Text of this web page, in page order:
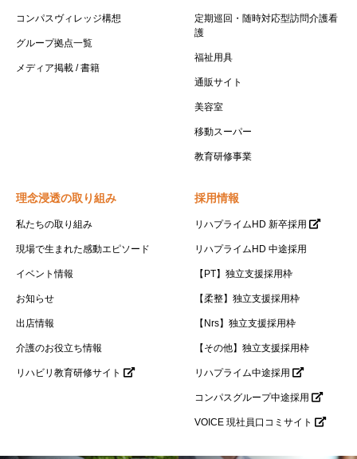
コンパスヴィレッジ構想
グループ拠点一覧
メディア掲載 / 書籍
定期巡回・随時対応型訪問介護看
護
福祉用具
通販サイト
美容室
移動スーパー
教育研修事業
理念浸透の取り組み
私たちの取り組み
現場で生まれた感動エピソード
イベント情報
お知らせ
出店情報
介護のお役立ち情報
リハビリ教育研修サイト
採用情報
リハプライムHD 新卒採用
リハプライムHD 中途採用
【PT】独立支援採用枠
【柔整】独立支援採用枠
【Nrs】独立支援採用枠
【その他】独立支援採用枠
リハプライム中途採用
コンパスグループ中途採用
VOICE 現社員口コミサイト